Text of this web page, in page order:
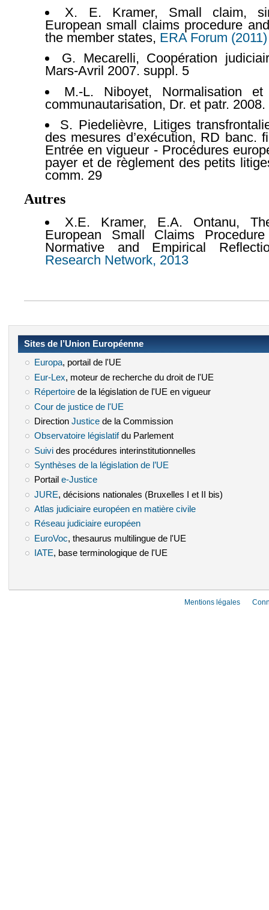
X. E. Kramer, Small claim,
European small claims procedure
the member states, ERA Forum
G. Mecarelli, Coopération
Mars-Avril 2007. suppl. 5
M.-L. Niboyet, Normalisation
communautarisation, Dr. et patr. 2008.
S. Piedelièvre, Litiges
des mesures d’exécution, RD banc.
Entrée en vigueur - Procédures
payer et de règlement des petits
comm. 29
Autres
X.E. Kramer, E.A. Ontanu,
European Small Claims
Normative and Empirical
Research Network, 2013
Sites de l’Union Européenne
Europa(le lien est externe)
, portail de l'UE
Eur-Lex (le lien est externe)
, moteur de recherche du droit de l'UE
Répertoire(le lien est externe)
de la législation de l'UE en vigueur
Cour de justice de l'UE
Direction Justice(le lien est externe)
de la Commission
Observatoire législatif(le lien est externe)
du Parlement
Suivi(le lien est externe)
des procédures interinstitutionnelles
Synthèses de la législation de l’UE
Portail e-Justice(le lien est externe)
JURE (le lien est externe)
, décisions nationales (Bruxelles I et II bis)
Atlas judiciaire européen en matière civile(le lien est externe)
Réseau judiciaire européen(le lien est externe)
EuroVoc (le lien est externe)
, thesaurus multilingue de l'UE
IATE(le lien est externe)
, base terminologique de l'UE
Mentions légales